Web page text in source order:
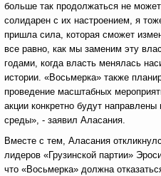
больше так продолжаться не
солидарен с их настроением, я
пришла сила, которая сможет
все равно, как мы заменим эту
годами, когда власть менялась
истории. «Восьмерка» также
проведение масштабных
акции конкретно будут
среды», - заявил Аласания.
Вместе с тем, Аласания
лидеров «Грузинской партии»
что «Восьмерка» должна